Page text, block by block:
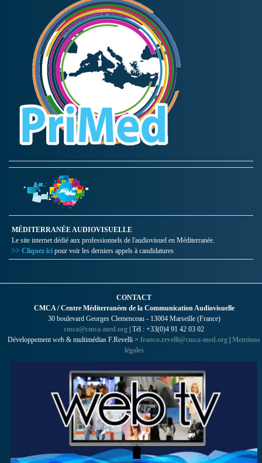
MÉDITERRANÉE AUDIOVISUELLE
Le site internet dédié aux professionnels de l'audiovisuel en Méditerranée.
>> Cliquez ici pour voir les derniers appels à candidatures
CONTACT
CMCA / Centre Méditerranéen de la Communication Audiovisuelle
30 boulevard Georges Clemenceau - 13004 Marseille (France)
cmca@cmca-med.org | Tél : +33(0)4 91 42 03 02
Développement web & multimédias F.Revelli > franco.revelli@cmca-med.org | Mentions
légales